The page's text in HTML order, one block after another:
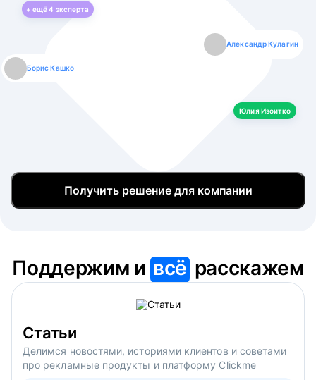
+ ещё4 эксперта
Борис Кашко
Александр Кулагин
Юлия Изоитко
Юлия Изоитко
Даниил Макаров
Александр Кулагин
Екатерина Лазаренко
Даниил Макаров
Борис Кашко
Екатерина Лазаренко
Юлия Изоитко
Получить решение для компании
Поддержим ивсё расскажем
Статьи
Делимся новостями, историями клиентов и советами
про рекламные продукты и платформу Clickme